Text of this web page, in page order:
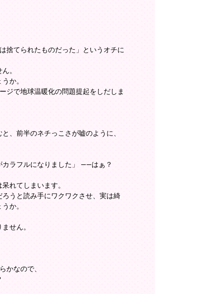
捨てられたものだった」というオチに
。
か。
ジで地球温暖化の問題提起をしだしま
、前半のネチっこさが嘘のように、
カラフルになりました」 ——はぁ？
れてしまいます。
うと読み手にワクワクさせ、実は綺
か。
せん。
かなので、